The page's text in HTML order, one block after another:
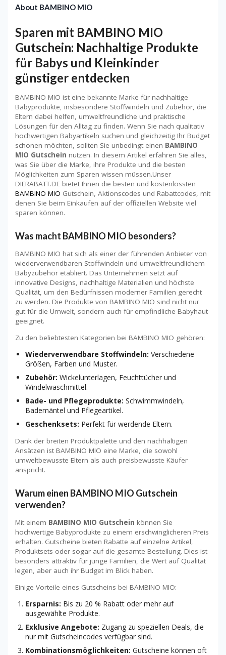
About BAMBINO MIO
Sparen mit BAMBINO MIO
Gutschein: Nachhaltige Produkte
für Babys und Kleinkinder
günstiger entdecken
BAMBINO MIO ist eine bekannte Marke für nachhaltige
Babyprodukte, insbesondere Stoffwindeln und Zubehör, die
Eltern dabei helfen, umweltfreundliche und praktische
Lösungen für den Alltag zu finden. Wenn Sie nach qualitativ
hochwertigen Babyartikeln suchen und gleichzeitig Ihr Budget
schonen möchten, sollten Sie unbedingt einen BAMBINO
MIO Gutschein nutzen. In diesem Artikel erfahren Sie alles,
was Sie über die Marke, ihre Produkte und die besten
Möglichkeiten zum Sparen wissen müssen.Unser
DIERABATT.DE bietet Ihnen die besten und kostenlossten
BAMBINO MIO Gutschein, Aktionscodes und Rabattcodes, mit
denen Sie beim Einkaufen auf der offiziellen Website viel
sparen können.
Was macht BAMBINO MIO besonders?
BAMBINO MIO hat sich als einer der führenden Anbieter von
wiederverwendbaren Stoffwindeln und umweltfreundlichem
Babyzubehör etabliert. Das Unternehmen setzt auf
innovative Designs, nachhaltige Materialien und höchste
Qualität, um den Bedürfnissen moderner Familien gerecht
zu werden. Die Produkte von BAMBINO MIO sind nicht nur
gut für die Umwelt, sondern auch für empfindliche Babyhaut
geeignet.
Zu den beliebtesten Kategorien bei BAMBINO MIO gehören:
Wiederverwendbare Stoffwindeln: Verschiedene
Größen, Farben und Muster.
Zubehör: Wickelunterlagen, Feuchttücher und
Windelwaschmittel.
Bade- und Pflegeprodukte: Schwimmwindeln,
Bademäntel und Pflegeartikel.
Geschenksets: Perfekt für werdende Eltern.
Dank der breiten Produktpalette und den nachhaltigen
Ansätzen ist BAMBINO MIO eine Marke, die sowohl
umweltbewusste Eltern als auch preisbewusste Käufer
anspricht.
Warum einen BAMBINO MIO Gutschein
verwenden?
Mit einem BAMBINO MIO Gutschein können Sie
hochwertige Babyprodukte zu einem erschwinglicheren Preis
erhalten. Gutscheine bieten Rabatte auf einzelne Artikel,
Produktsets oder sogar auf die gesamte Bestellung. Dies ist
besonders attraktiv für junge Familien, die Wert auf Qualität
legen, aber auch ihr Budget im Blick haben.
Einige Vorteile eines Gutscheins bei BAMBINO MIO:
Ersparnis: Bis zu 20 % Rabatt oder mehr auf
ausgewählte Produkte.
Exklusive Angebote: Zugang zu speziellen Deals, die
nur mit Gutscheincodes verfügbar sind.
Kombinationsmöglichkeiten: Gutscheine können oft